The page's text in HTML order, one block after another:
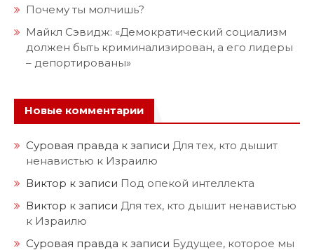
Почему ты молчишь?
Майкл Сэвидж: «Демократический социализм
должен быть криминализирован, а его лидеры
– депортированы»
Новые комментарии
Суровая правда к записи Для тех, кто дышит
ненавистью к Израилю
Виктор к записи Под опекой интеллекта
Виктор к записи Для тех, кто дышит ненавистью
к Израилю
Суровая правда к записи Будущее, которое мы